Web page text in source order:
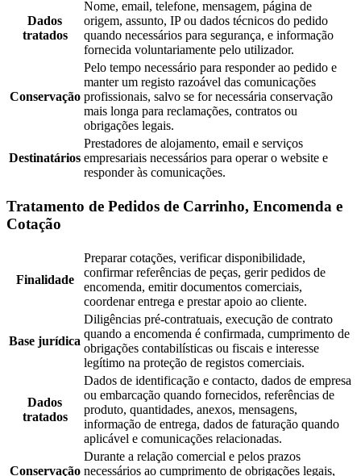
Dados
tratados
Nome, email, telefone, mensagem, página de
origem, assunto, IP ou dados técnicos do pedido
quando necessários para segurança, e informação
fornecida voluntariamente pelo utilizador.
Conservação
Pelo tempo necessário para responder ao pedido e
manter um registo razoável das comunicações
profissionais, salvo se for necessária conservação
mais longa para reclamações, contratos ou
obrigações legais.
Destinatários
Prestadores de alojamento, email e serviços
empresariais necessários para operar o website e
responder às comunicações.
Tratamento de Pedidos de Carrinho, Encomenda e
Cotação
Finalidade
Preparar cotações, verificar disponibilidade,
confirmar referências de peças, gerir pedidos de
encomenda, emitir documentos comerciais,
coordenar entrega e prestar apoio ao cliente.
Base jurídica
Diligências pré-contratuais, execução de contrato
quando a encomenda é confirmada, cumprimento de
obrigações contabilísticas ou fiscais e interesse
legítimo na proteção de registos comerciais.
Dados
tratados
Dados de identificação e contacto, dados de empresa
ou embarcação quando fornecidos, referências de
produto, quantidades, anexos, mensagens,
informação de entrega, dados de faturação quando
aplicável e comunicações relacionadas.
Conservação
Durante a relação comercial e pelos prazos
necessários ao cumprimento de obrigações legais,